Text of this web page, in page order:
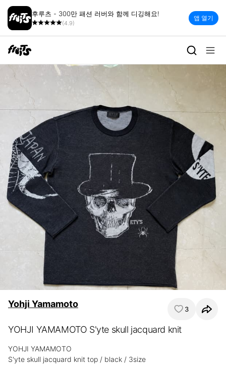
후루츠 - 300만 패션 러버와 함께 디깅해요!
(4.9)
앱 열기
Yohji Yamamoto 3
YOHJI YAMAMOTO S'yte skull jacquard knit
YOHJI YAMAMOTO
S'yte skull jacquard knit top / black / 3size